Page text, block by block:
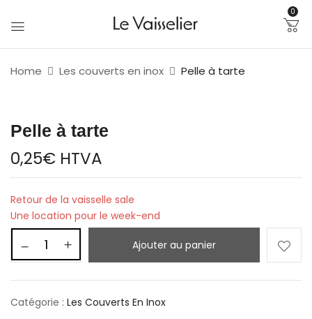
0
Home Les couverts en inox Pelle à tarte
Pelle à tarte
0,25€ HTVA
Retour de la vaisselle sale
Une location pour le week-end
Ajouter au panier
Catégorie : Les Couverts En Inox